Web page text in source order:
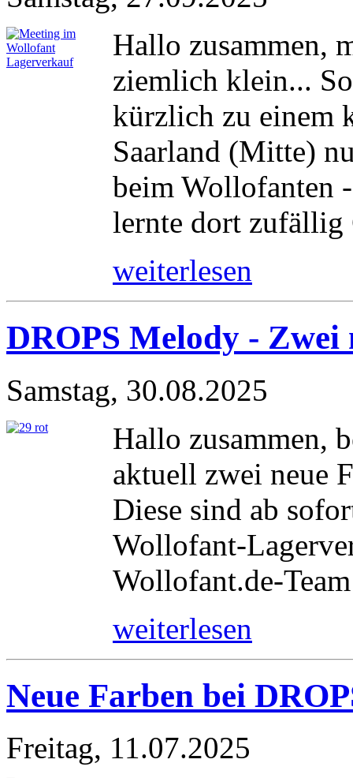
Hallo zusammen,
ziemlich klein...
kürzlich zu einem
Saarland (Mitte)
beim Wollofanten
lernte dort zufällig
weiterlesen
DROPS Melody - Zwei
Samstag, 30.08.2025
Hallo zusammen,
aktuell zwei neue
Diese sind ab
Wollofant-
Wollofant.de-Team
weiterlesen
Neue Farben bei
Freitag, 11.07.2025